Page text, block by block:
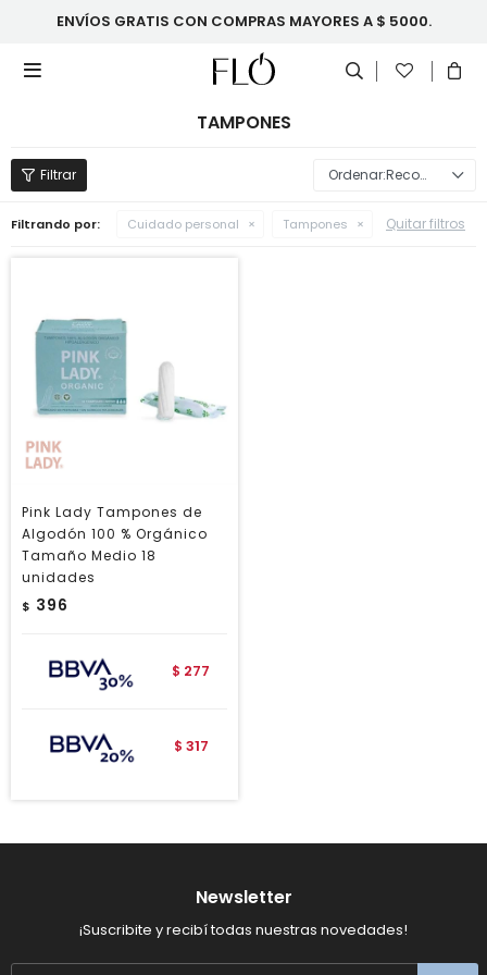
ENVÍOS GRATIS CON COMPRAS MAYORES A $ 5000.

TAMPONES
Recomendados
Filtrando por: Cuidado personal Tampones Quitar filtros
Pink Lady Tampones de
Algodón 100 % Orgánico
Tamaño Medio 18
unidades
$ 396
$ 277
$ 317
Newsletter
¡Suscribite y recibí todas nuestras novedades!